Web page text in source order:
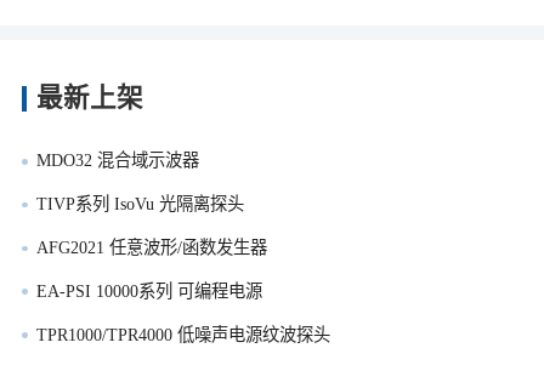
最新上架
MDO32 混合域示波器
TIVP系列 IsoVu 光隔离探头
AFG2021 任意波形/函数发生器
EA-PSI 10000系列 可编程电源
TPR1000/TPR4000 低噪声电源纹波探头